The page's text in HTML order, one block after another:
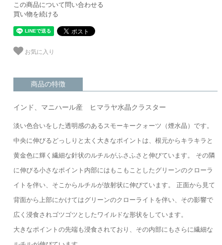
この商品について問い合わせる
買い物を続ける
お気に入り
商品の特徴
インド、マニハール産 ヒマラヤ水晶クラスター
淡い色合いをした透明感のあるスモーキークォーツ（煙水晶）です。
中央に伸びるどっしりと太く大きなポイントは、根元からキラキラと
黄金色に輝く繊細な針状のルチルがふさふさと伸びています。 その隣
に伸びる小さなポイント内部にはもこもことしたグリーンのクローラ
イトを伴い、そこからルチルが放射状に伸びています。 正面から見て
背面から上部にかけてはグリーンのクローライトを伴い、その影響で
広く浸食されゴツゴツとしたワイルドな形状をしています。
大きなポイントの先端も浸食されており、その内部にもさらに繊細な